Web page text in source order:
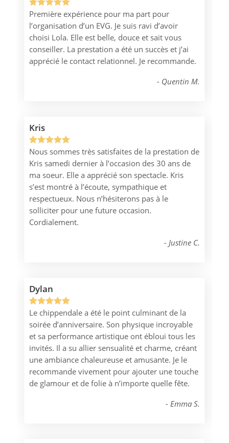
Noté5.00
sur 5
basé sur
1
notation
client
Première expérience pour ma part pour
l’organisation d’un EVG. Je suis ravi d’avoir
choisi Lola. Elle est belle, douce et sait vous
conseiller. La prestation a été un succès et j’ai
apprécié le contact relationnel. Je recommande.
Quentin M.
Kris
Noté5.00
sur 5
basé sur
1
notation
client
Nous sommes très satisfaites de la prestation de
Kris samedi dernier à l’occasion des 30 ans de
ma soeur. Elle a apprécié son spectacle. Kris
s’est montré à l’écoute, sympathique et
respectueux. Nous n’hésiterons pas à le
solliciter pour une future occasion.
Cordialement.
Justine C.
Dylan
Noté5.00
sur 5
basé sur
1
notation
client
Le chippendale a été le point culminant de la
soirée d’anniversaire. Son physique incroyable
et sa performance artistique ont ébloui tous les
invités. Il a su allier sensualité et charme, créant
une ambiance chaleureuse et amusante. Je le
recommande vivement pour ajouter une touche
de glamour et de folie à n’importe quelle fête.
Emma S.